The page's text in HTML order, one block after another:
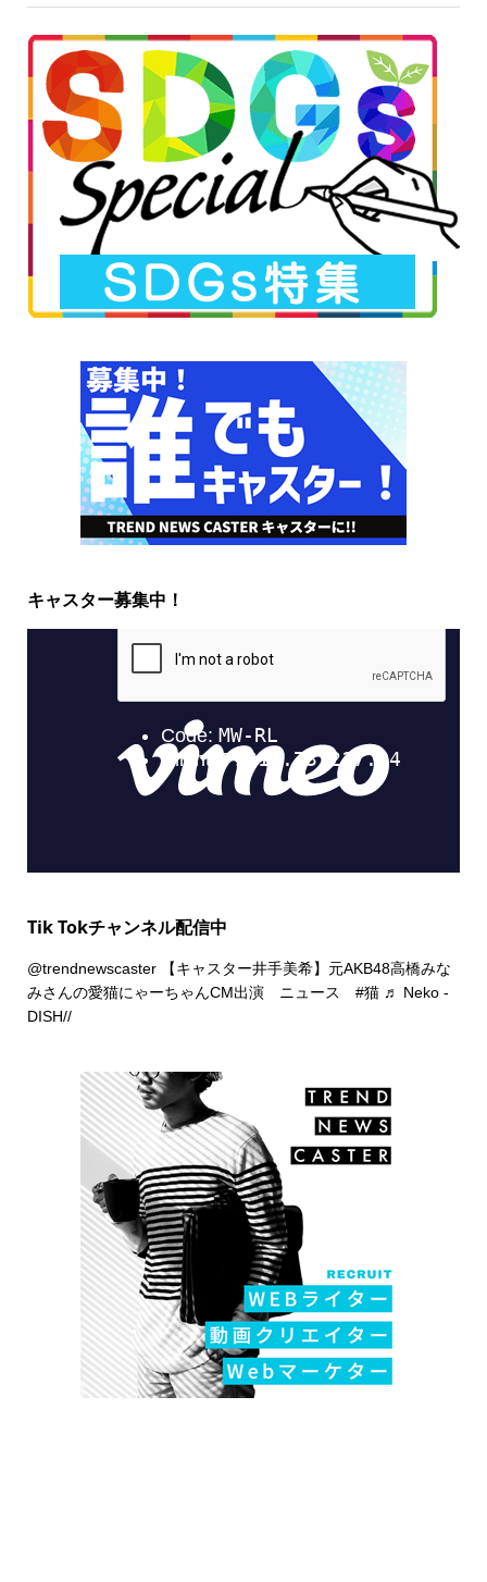
キャスター募集中！
Tik Tokチャンネル配信中
@trendnewscaster【キャスター井手美希】元AKB48高橋みな
みさんの愛猫にゃーちゃんCM出演 ニュース #猫 ♬ Neko -
DISH//